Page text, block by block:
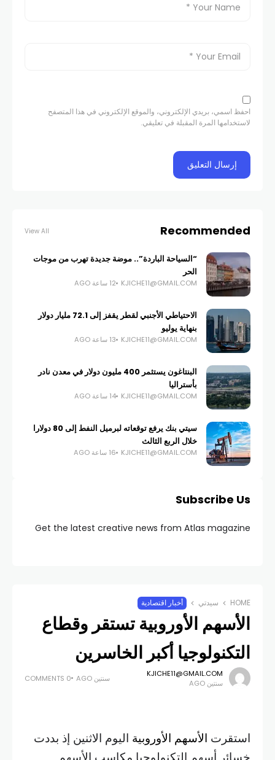
احفظ اسمي، بريدي الإلكتروني، والموقع الإلكتروني في هذا المتصفح
لاستخدامها المرة المقبلة في تعليقي.
Recommended
View All
“السياحة الباردة”.. موضة جديدة تهرب من موجات
الحر
KJICHE11@GMAIL.COM 12 ساعة AGO
الاحتياطي الأجنبي لقطر يقفز إلى 72.1 مليار دولار
بنهاية يوليو
KJICHE11@GMAIL.COM 13 ساعة AGO
البنتاغون يستثمر 400 مليون دولار في معدن نادر
بأستراليا
KJICHE11@GMAIL.COM 14 ساعة AGO
سيتي بنك يرفع توقعاته لبرميل النفط إلى 80 دولارا
خلال الربع الثالث
KJICHE11@GMAIL.COM 16 ساعة AGO
Subscribe Us
Get the latest creative news from Atlas magazine
HOME سيدتي أخبار اقتصادية
الأسهم الأوروبية تستقر وقطاع
التكنولوجيا أكبر الخاسرين
KJICHE11@GMAIL.COM
سنتين AGO
سنتين AGO 0 COMMENTS
استقرت الأسهم الأوروبية اليوم الاثنين إذ بددت